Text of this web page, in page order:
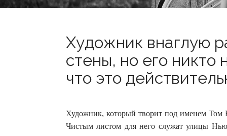
Художник внаглую
стены, но его никто
что это
Художник, который творит под именем Том
Чистым листом для него служат улицы